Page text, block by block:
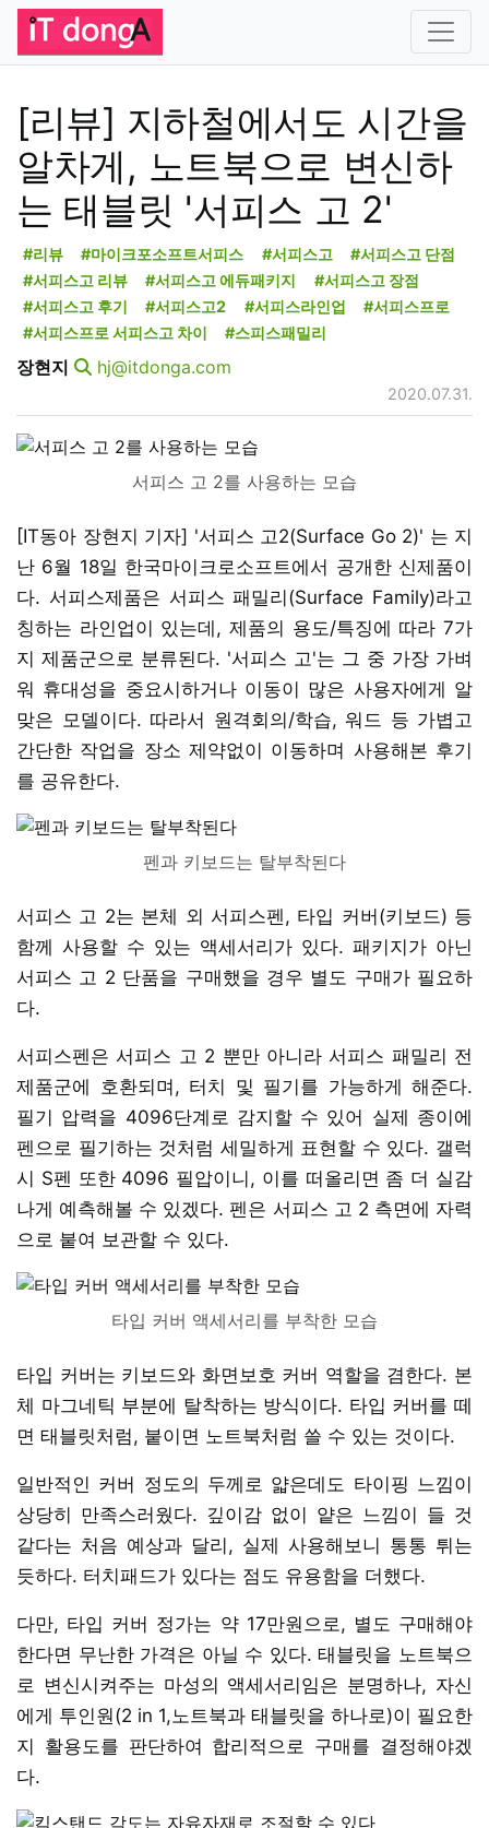
[리뷰] 지하철에서도 시간을
알차게, 노트북으로 변신하
는 태블릿 '서피스 고 2'
#리뷰 #마이크포소프트서피스 #서피스고
#서피스고 단점
#서피스고 리뷰
#서피스고 에듀패키지
#서피스고 장점
#서피스고 후기
#서피스고2 #서피스라인업
#서피스프로
#서피스프로 서피스고 차이
#스피스패밀리
장현지 hj@itdonga.com
2020.07.31.
서피스 고 2를 사용하는 모습
[IT동아 장현지 기자] '서피스 고2(Surface Go 2)' 는 지
난 6월 18일 한국마이크로소프트에서 공개한 신제품이
다. 서피스제품은 서피스 패밀리(Surface Family)라고
칭하는 라인업이 있는데, 제품의 용도/특징에 따라 7가
지 제품군으로 분류된다. '서피스 고'는 그 중 가장 가벼
워 휴대성을 중요시하거나 이동이 많은 사용자에게 알
맞은 모델이다. 따라서 원격회의/학습, 워드 등 가볍고
간단한 작업을 장소 제약없이 이동하며 사용해본 후기
를 공유한다.
펜과 키보드는 탈부착된다
서피스 고 2는 본체 외 서피스펜, 타입 커버(키보드) 등
함께 사용할 수 있는 액세서리가 있다. 패키지가 아닌
서피스 고 2 단품을 구매했을 경우 별도 구매가 필요하
다.
서피스펜은 서피스 고 2 뿐만 아니라 서피스 패밀리 전
제품군에 호환되며, 터치 및 필기를 가능하게 해준다.
필기 압력을 4096단계로 감지할 수 있어 실제 종이에
펜으로 필기하는 것처럼 세밀하게 표현할 수 있다. 갤럭
시 S펜 또한 4096 필압이니, 이를 떠올리면 좀 더 실감
나게 예측해볼 수 있겠다. 펜은 서피스 고 2 측면에 자력
으로 붙여 보관할 수 있다.
타입 커버 액세서리를 부착한 모습
타입 커버는 키보드와 화면보호 커버 역할을 겸한다. 본
체 마그네틱 부분에 탈착하는 방식이다. 타입 커버를 떼
면 태블릿처럼, 붙이면 노트북처럼 쓸 수 있는 것이다.
일반적인 커버 정도의 두께로 얇은데도 타이핑 느낌이
상당히 만족스러웠다. 깊이감 없이 얕은 느낌이 들 것
같다는 처음 예상과 달리, 실제 사용해보니 통통 튀는
듯하다. 터치패드가 있다는 점도 유용함을 더했다.
다만, 타입 커버 정가는 약 17만원으로, 별도 구매해야
한다면 무난한 가격은 아닐 수 있다. 태블릿을 노트북으
로 변신시켜주는 마성의 액세서리임은 분명하나, 자신
에게 투인원(2 in 1,노트북과 태블릿을 하나로)이 필요한
지 활용도를 판단하여 합리적으로 구매를 결정해야겠
다.